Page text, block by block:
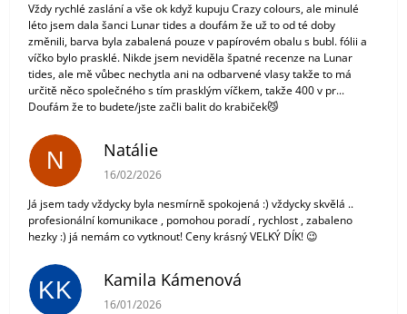
Vždy rychlé zaslání a vše ok když kupuju Crazy colours, ale minulé
léto jsem dala šanci Lunar tides a doufám že už to od té doby
změnili, barva byla zabalená pouze v papírovém obalu s bubl. fólii a
víčko bylo prasklé. Nikde jsem neviděla špatné recenze na Lunar
tides, ale mě vůbec nechytla ani na odbarvené vlasy takže to má
určitě něco společného s tím prasklým víčkem, takže 400 v pr...
Doufám že to budete/jste začli balit do krabiček😼
N Natálie
The store rating is 5 out of 5 stars.
16/02/2026
Já jsem tady vždycky byla nesmírně spokojená :) vždycky skvělá ..
profesionální komunikace , pomohou poradí , rychlost , zabaleno
hezky :) já nemám co vytknout! Ceny krásný VELKÝ DÍK! 😉
KK Kamila Kámenová
The store rating is 5 out of 5 stars.
16/01/2026